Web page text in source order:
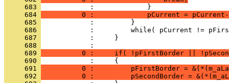
     683
     684
0 :             pCurrent =
     685
     686
     687
     688
     689
0 :     if( !pFirstBorder ||
     690
     691
0 :         pFirstBorder =
     692
0 :         pSecondBorder =